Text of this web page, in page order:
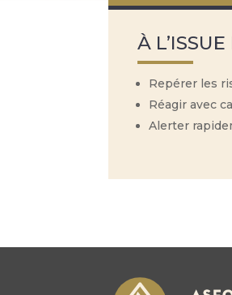
À
Repérer les
Réagir avec
Alerter